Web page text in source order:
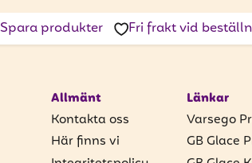
Spara produkter Fri frakt vid
Allmänt
Kontakta oss
Här finns vi
Länkar
Varsego
GB Glace